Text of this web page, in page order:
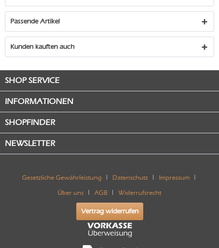
Passende Artikel
Kunden kauften auch
SHOP SERVICE
INFORMATIONEN
SHOPFINDER
NEWSLETTER
Gesetzliche Gewährleistung Datenschutz Impressum
Über uns AGB Widerrufsrecht
Vertrag widerrufen